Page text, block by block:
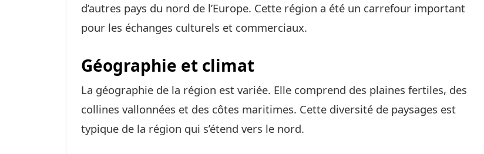
d’autres pays du nord de l’Europe. Cette région a été un carrefour important
pour les échanges culturels et commerciaux.
Géographie et climat
La géographie de la région est variée. Elle comprend des plaines fertiles, des
collines vallonnées et des côtes maritimes. Cette diversité de paysages est
typique de la région qui s’étend vers le nord.